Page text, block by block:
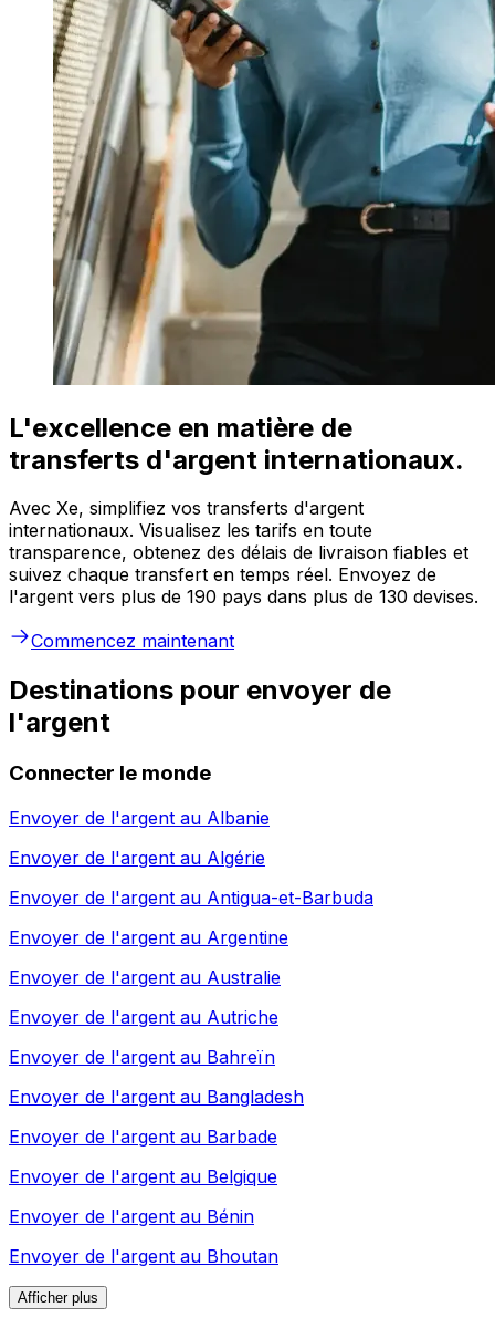
L'excellence en matière de
transferts d'argent internationaux.
Avec Xe, simplifiez vos transferts d'argent
internationaux. Visualisez les tarifs en toute
transparence, obtenez des délais de livraison fiables et
suivez chaque transfert en temps réel. Envoyez de
l'argent vers plus de 190 pays dans plus de 130 devises.
Commencez maintenant
Destinations pour envoyer de
l'argent
Connecter le monde
Envoyer de l'argent au Albanie
Envoyer de l'argent au Algérie
Envoyer de l'argent au Antigua-et-Barbuda
Envoyer de l'argent au Argentine
Envoyer de l'argent au Australie
Envoyer de l'argent au Autriche
Envoyer de l'argent au Bahreïn
Envoyer de l'argent au Bangladesh
Envoyer de l'argent au Barbade
Envoyer de l'argent au Belgique
Envoyer de l'argent au Bénin
Envoyer de l'argent au Bhoutan
Afficher plus